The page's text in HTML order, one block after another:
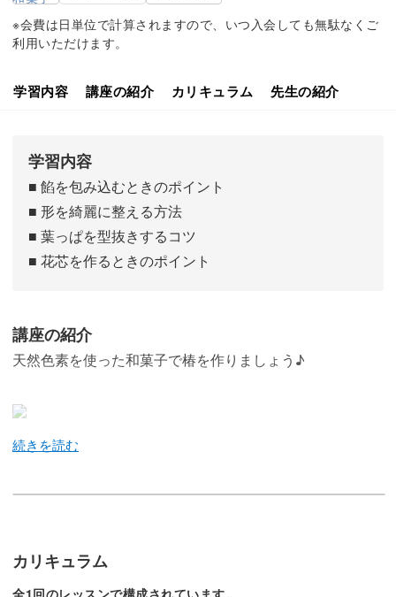
※会費は日単位で計算されますので、いつ入会しても無駄なくご
利用いただけます。
学習内容 講座の紹介 カリキュラム 先生の紹介
学習内容
■ 餡を包み込むときのポイント
■ 形を綺麗に整える方法
■ 葉っぱを型抜きするコツ
■ 花芯を作るときのポイント
講座の紹介
天然色素を使った和菓子で椿を作りましょう♪
今回のレッスンでは、白と赤のカラーで椿の和菓子を作る
カリキュラム
全1回のレッスンで構成されています。